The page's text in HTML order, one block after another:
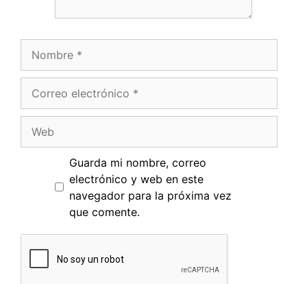
electrónico
Guarda mi nombre, correo
electrónico y web en este
navegador para la próxima vez
que comente.